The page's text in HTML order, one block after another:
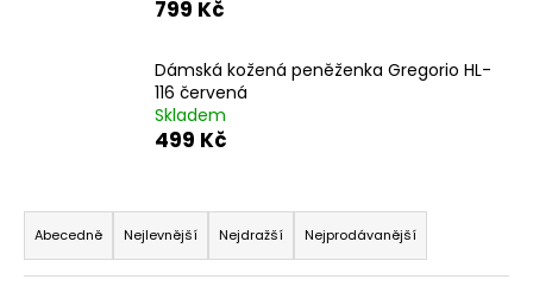
799 Kč
Dámská kožená peněženka Gregorio HL-
116 červená
Skladem
499 Kč
Ř
a
z
Abecedně Nejlevnější Nejdražší Nejprodávanější
HLEDAT
D
o